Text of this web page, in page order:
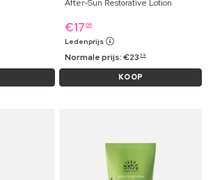
After-Sun Restorative Lotion
€17 09
Ledenprijs
Normale prijs:€23 39
KOOP